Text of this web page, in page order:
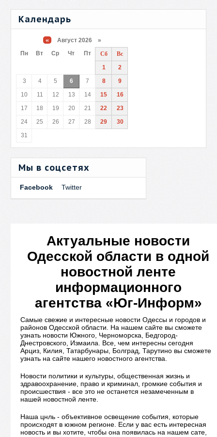
Календарь
« Август 2026 »
Пн
Вт Ср Чт Пт Сб
Вс
1
2
3
4 5 6 7 8
9
10
11 12 13 14 15
16
17
18 19 20 21 22
23
24
25 26 27 28 29
30
31
Мы в соцсетях
Facebook Twitter
Актуальные новости
Одесской области в одной
новостной ленте
информационного
агентства «Юг-Информ»
Самые свежие и интересные новости Одессы и городов и
районов Одесской области. На нашем сайте вы сможете
узнать новости Южного, Черноморска, Бедгород-
Днестровского, Измаила. Все, чем интересны сегодня
Арциз, Килия, Татарбунары, Болград, Тарутино вы сможете
узнать на сайте нашего новостного агентства.
Новости политики и культуры, общественная жизнь и
здравоохранение, право и криминал, громкие события и
происшествия - все это не останется незамеченным в
нашей новостной ленте.
Наша цнль - объективное освещение события, которые
происходят в южном регионе. Если у вас есть интересная
новость и вы хотите, чтобы она появилась на нашем сате,